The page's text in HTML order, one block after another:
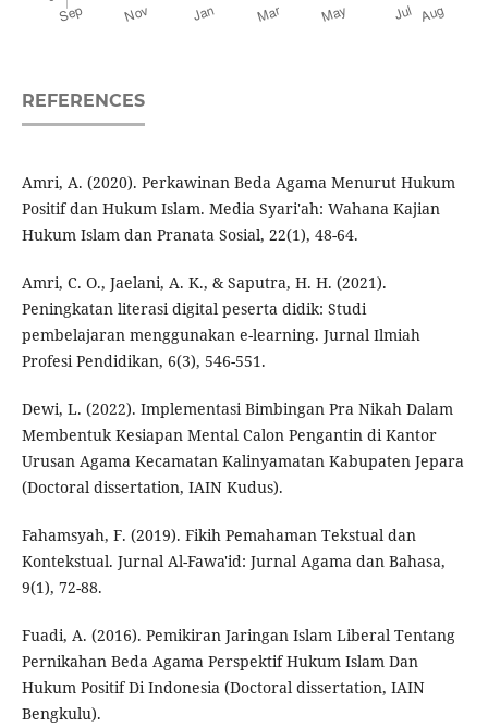
REFERENCES
Amri, A. (2020). Perkawinan Beda Agama Menurut Hukum
Positif dan Hukum Islam. Media Syari'ah: Wahana Kajian
Hukum Islam dan Pranata Sosial, 22(1), 48-64.
Amri, C. O., Jaelani, A. K., & Saputra, H. H. (2021).
Peningkatan literasi digital peserta didik: Studi
pembelajaran menggunakan e-learning. Jurnal Ilmiah
Profesi Pendidikan, 6(3), 546-551.
Dewi, L. (2022). Implementasi Bimbingan Pra Nikah Dalam
Membentuk Kesiapan Mental Calon Pengantin di Kantor
Urusan Agama Kecamatan Kalinyamatan Kabupaten Jepara
(Doctoral dissertation, IAIN Kudus).
Fahamsyah, F. (2019). Fikih Pemahaman Tekstual dan
Kontekstual. Jurnal Al-Fawa'id: Jurnal Agama dan Bahasa,
9(1), 72-88.
Fuadi, A. (2016). Pemikiran Jaringan Islam Liberal Tentang
Pernikahan Beda Agama Perspektif Hukum Islam Dan
Hukum Positif Di Indonesia (Doctoral dissertation, IAIN
Bengkulu).